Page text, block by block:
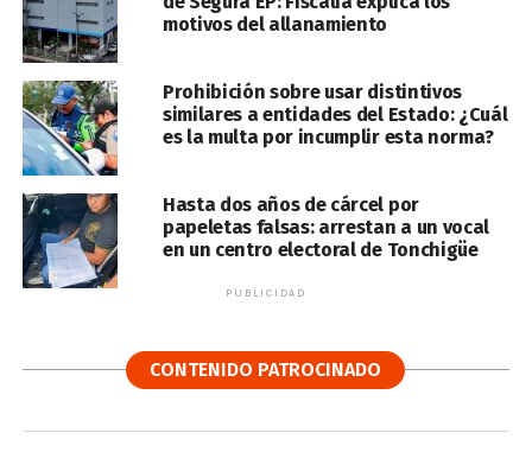
motivos del allanamiento
Prohibición sobre usar distintivos
similares a entidades del Estado: ¿Cuál
es la multa por incumplir esta norma?
Hasta dos años de cárcel por
papeletas falsas: arrestan a un vocal
en un centro electoral de Tonchigüe
PUBLICIDAD
CONTENIDO PATROCINADO